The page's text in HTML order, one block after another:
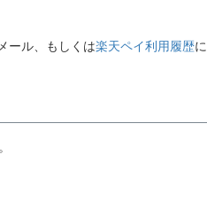
ール、もしくは楽天ペイ利用履歴